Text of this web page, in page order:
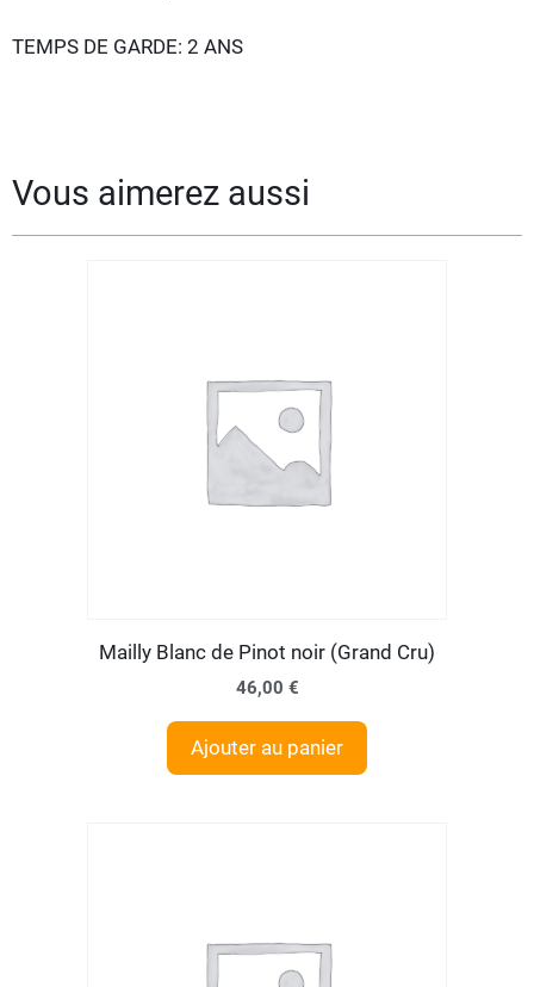
TEMPS DE GARDE: 2 ANS
Vous aimerez aussi
Mailly Blanc de Pinot noir (Grand Cru)
46,00 €
Ajouter au panier